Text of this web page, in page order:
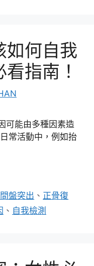
如何自我
指南！
可能由多種因素造
常活動中，例如抬
盤突出 、 正骨復
、 自我檢測